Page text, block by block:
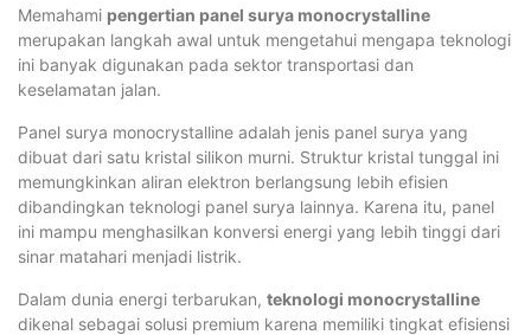
Memahami pengertian panel surya monocrystalline
merupakan langkah awal untuk mengetahui mengapa teknologi
ini banyak digunakan pada sektor transportasi dan
keselamatan jalan.
Panel surya monocrystalline adalah jenis panel surya yang
dibuat dari satu kristal silikon murni. Struktur kristal tunggal ini
memungkinkan aliran elektron berlangsung lebih efisien
dibandingkan teknologi panel surya lainnya. Karena itu, panel
ini mampu menghasilkan konversi energi yang lebih tinggi dari
sinar matahari menjadi listrik.
Dalam dunia energi terbarukan, teknologi monocrystalline
dikenal sebagai solusi premium karena memiliki tingkat efisiensi